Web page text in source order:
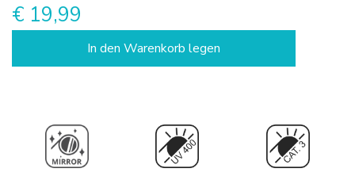
€ 19,99
In den Warenkorb legen